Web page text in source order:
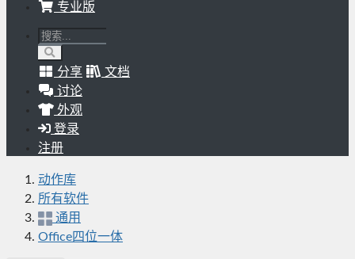
专业版
分享
文档
讨论
外观
登录
注册
动作库
所有软件
通用
Office四位一体